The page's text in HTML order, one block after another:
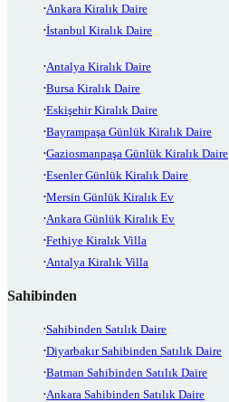
Ankara Kiralık Daire
İstanbul Kiralık Daire
Antalya Kiralık Daire
Bursa Kiralık Daire
Eskişehir Kiralık Daire
Bayrampaşa Günlük Kiralık Daire
Gaziosmanpaşa Günlük Kiralık Daire
Esenler Günlük Kiralık Daire
Mersin Günlük Kiralık Ev
Ankara Günlük Kiralık Ev
Fethiye Kiralık Villa
Antalya Kiralık Villa
Sahibinden
Sahibinden Satılık Daire
Diyarbakır Sahibinden Satılık Daire
Batman Sahibinden Satılık Daire
Ankara Sahibinden Satılık Daire